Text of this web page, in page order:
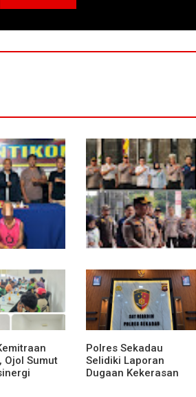
Gram di
Kunker Perdana ke
Entikong, Kapolres
Sanggau: Keamanan
Perbatasan Tanggung
Jawab Bersama
Ojol Sumut
Polres Sekadau
Selidiki Laporan
Dugaan Kekerasan